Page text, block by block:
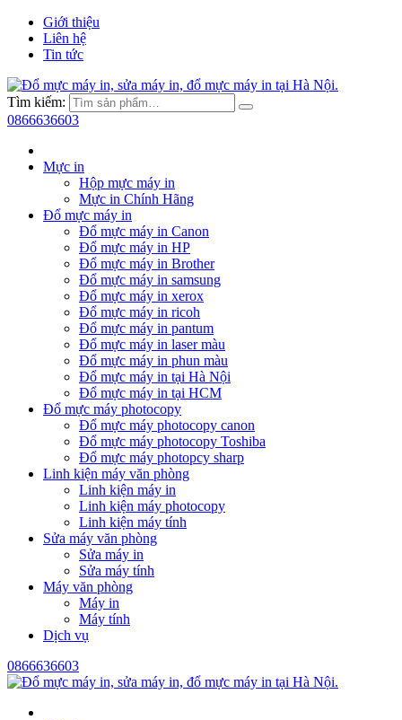
Giới thiệu
Liên hệ
Tin tức
Tìm kiếm:
0866636603
Mực in
Hộp mực máy in
Mực in Chính Hãng
Đổ mực máy in
Đổ mực máy in Canon
Đổ mực máy in HP
Đổ mực máy in Brother
Đổ mực máy in samsung
Đổ mực máy in xerox
Đổ mực máy in ricoh
Đổ mực máy in pantum
Đổ mực máy in laser màu
Đổ mực máy in phun màu
Đổ mực máy in tại Hà Nội
Đổ mực máy in tại HCM
Đổ mực máy photocopy
Đổ mực máy photocopy canon
Đổ mực máy photocopy Toshiba
Đổ mực máy photopcy sharp
Linh kiện máy văn phòng
Linh kiện máy in
Linh kiện máy photocopy
Linh kiện máy tính
Sửa máy văn phòng
Sửa máy in
Sửa máy tính
Máy văn phòng
Máy in
Máy tính
Dịch vụ
0866636603